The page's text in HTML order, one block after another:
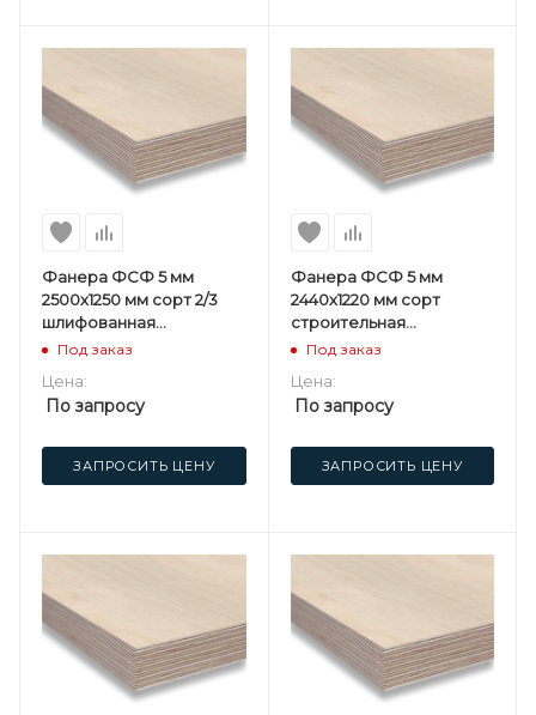
Фанера ФСФ 5 мм
2500х1250 мм сорт 2/3
шлифованная
березовая
Под заказ
Цена:
По запросу
ЗАПРОСИТЬ ЦЕНУ
Фанера ФСФ 5 мм
2440х1220 мм сорт
строительная
нешлифованная
Под заказ
Цена:
По запросу
ЗАПРОСИТЬ ЦЕНУ